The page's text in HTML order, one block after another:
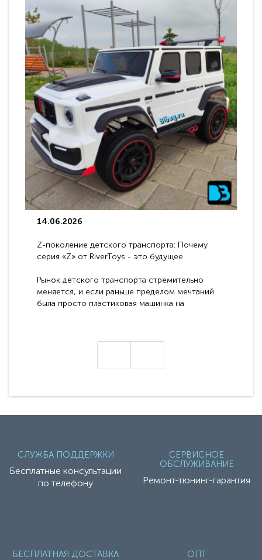
14.06.2026
Z-поколение детского транспорта: Почему
серия «Z» от RiverToys - это будущее
Рынок детского транспорта стремительно
меняется, и если раньше пределом мечтаний
была просто пластиковая машинка на
СЛУЖБА ПОДДЕРЖКИ
Бесплатные консультации
по телефону
СЕРВИСНОЕ
ОБСЛУЖИВАНИЕ
Ремонт-тюнинг-гарантия
БЕСПЛАТНАЯ ДОСТАВКА ОПТ